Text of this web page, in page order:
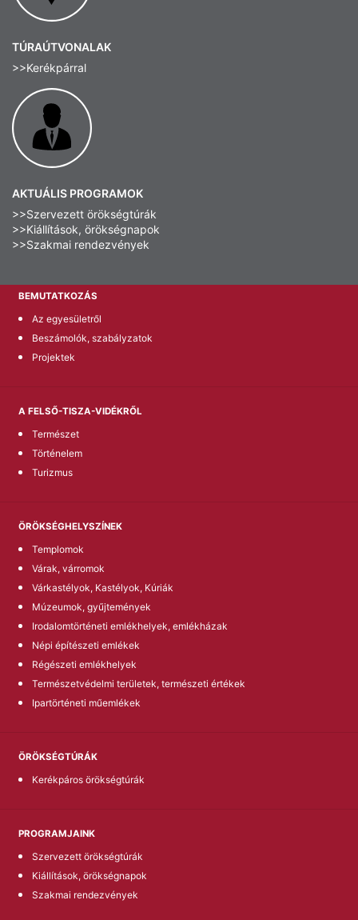
TÚRAÚTVONALAK
>>Kerékpárral
AKTUÁLIS PROGRAMOK
>>Szervezett örökségtúrák
>>Kiállítások, örökségnapok
>>Szakmai rendezvények
BEMUTATKOZÁS
Az egyesületről
Beszámolók, szabályzatok
Projektek
A FELSŐ-TISZA-VIDÉKRŐL
Természet
Történelem
Turizmus
ÖRÖKSÉGHELYSZÍNEK
Templomok
Várak, várromok
Várkastélyok, Kastélyok, Kúriák
Múzeumok, gyűjtemények
Irodalomtörténeti emlékhelyek, emlékházak
Népi építészeti emlékek
Régészeti emlékhelyek
Természetvédelmi területek, természeti értékek
Ipartörténeti műemlékek
ÖRÖKSÉGTÚRÁK
Kerékpáros örökségtúrák
PROGRAMJAINK
Szervezett örökségtúrák
Kiállítások, örökségnapok
Szakmai rendezvények